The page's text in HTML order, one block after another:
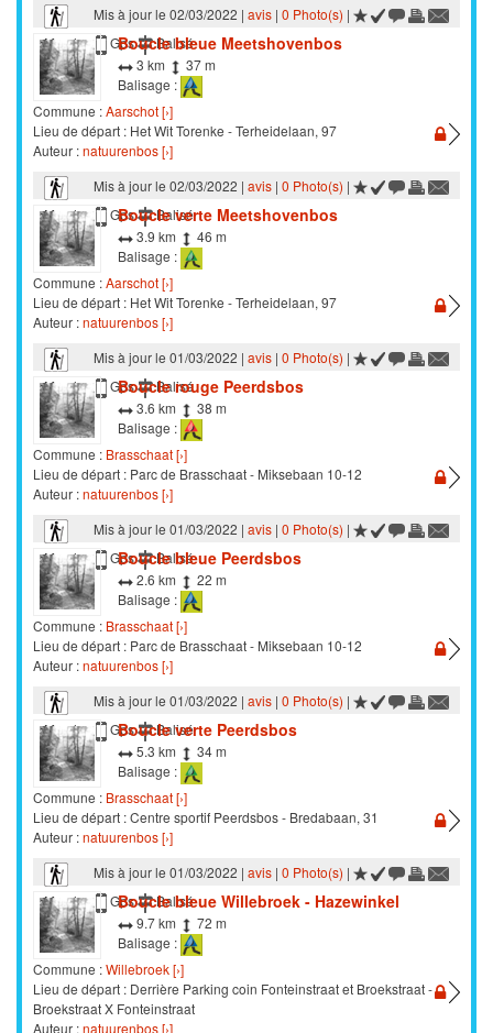
Mis à jour le 02/03/2022 | avis| 0 Photo(s) |
Marche
Gps Balisé
Boucle bleue Meetshovenbos
3 km
37 m
Balisage :
Commune :Aarschot [›]
Lieu de départ : Het Wit Torenke - Terheidelaan, 97
Auteur :natuurenbos [›]
Mis à jour le 02/03/2022 | avis| 0 Photo(s) |
Marche
Gps Balisé
Boucle verte Meetshovenbos
3.9 km
46 m
Balisage :
Commune :Aarschot [›]
Lieu de départ : Het Wit Torenke - Terheidelaan, 97
Auteur :natuurenbos [›]
Mis à jour le 01/03/2022 | avis| 0 Photo(s) |
Marche
Gps Balisé
Boucle rouge Peerdsbos
3.6 km
38 m
Balisage :
Commune : Brasschaat [›]
Lieu de départ : Parc de Brasschaat - Miksebaan 10-12
Auteur :natuurenbos [›]
Mis à jour le 01/03/2022 | avis| 0 Photo(s) |
Marche
Gps Balisé
Boucle bleue Peerdsbos
2.6 km
22 m
Balisage :
Commune : Brasschaat [›]
Lieu de départ : Parc de Brasschaat - Miksebaan 10-12
Auteur :natuurenbos [›]
Mis à jour le 01/03/2022 | avis| 0 Photo(s) |
Marche
Gps Balisé
Boucle verte Peerdsbos
5.3 km
34 m
Balisage :
Commune : Brasschaat [›]
Lieu de départ : Centre sportif Peerdsbos - Bredabaan, 31
Auteur :natuurenbos [›]
Mis à jour le 01/03/2022 | avis| 0 Photo(s) |
Marche
Gps Balisé
Boucle bleue Willebroek - Hazewinkel
9.7 km
72 m
Balisage :
Commune :Willebroek [›]
Lieu de départ : Derrière Parking coin Fonteinstraat et Broekstraat -
Broekstraat X Fonteinstraat
Auteur :natuurenbos [›]